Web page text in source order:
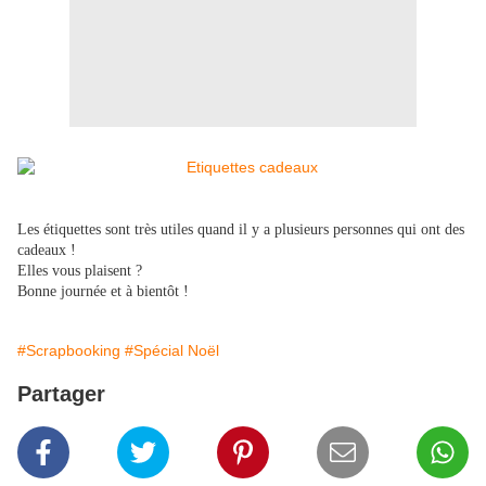
Les étiquettes sont très utiles quand il y a plusieurs personnes qui ont des
cadeaux !
Elles vous plaisent ?
Bonne journée et à bientôt !
#Scrapbooking #Spécial Noël
Partager